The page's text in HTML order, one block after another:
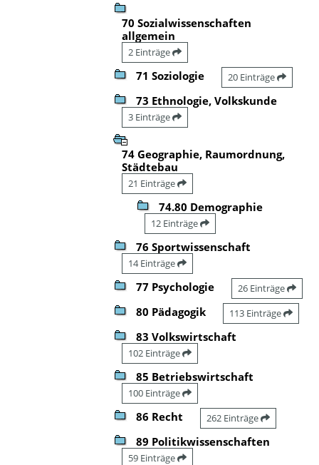
70 Sozialwissenschaften
allgemein
2 Einträge
71 Soziologie 20 Einträge
73 Ethnologie, Volkskunde
3 Einträge
74 Geographie, Raumordnung,
Städtebau
21 Einträge
74.80 Demographie
12 Einträge
76 Sportwissenschaft
14 Einträge
77 Psychologie 26 Einträge
80 Pädagogik 113 Einträge
83 Volkswirtschaft
102 Einträge
85 Betriebswirtschaft
100 Einträge
86 Recht 262 Einträge
89 Politikwissenschaften
59 Einträge